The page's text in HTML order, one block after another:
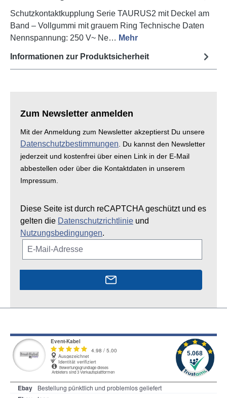
Schutzkontaktkupplung Serie TAURUS2 mit Deckel am
Band – Vollgummi mit grauem Ring Technische Daten
Nennspannung: 250 V~ Ne… Mehr
Informationen zur Produktsicherheit
Zum Newsletter anmelden
Mit der Anmeldung zum Newsletter akzeptierst Du unsere
Datenschutzbestimmungen . Du kannst den Newsletter
jederzeit und kostenfrei über einen Link in der E-Mail
abbestellen oder über die Kontaktdaten in unserem
Impressum.
Diese Seite ist durch reCAPTCHA geschützt und es
gelten die Datenschutzrichtlinie und
Nutzungsbedingungen.